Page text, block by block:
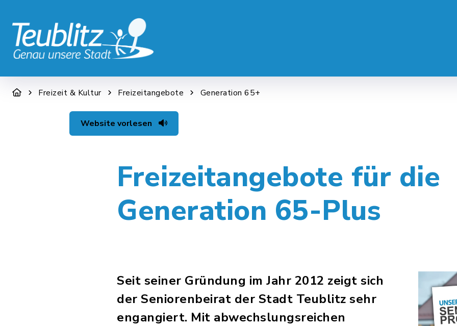
STADT & WIRTSCHAFT RATHAUS & SERVICE LEBEN & ALLTAG
Freizeit & Kultur Freizeitangebote Generation 65+
Website vorlesen
Freizeitangebote für die
Generation 65-Plus
Seit seiner Gründung im Jahr 2012 zeigt sich
der Seniorenbeirat der Stadt Teublitz sehr
engangiert. Mit abwechslungsreichen